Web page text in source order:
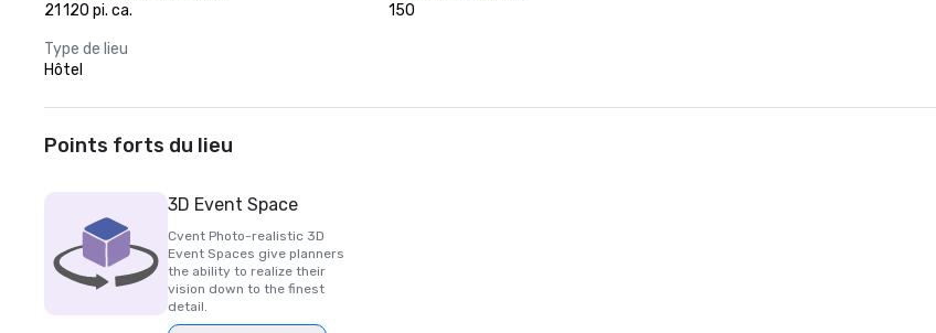
21 120 pi. ca.
150
Type de lieu
Hôtel
Points forts du lieu
3D Event Space
Cvent Photo-realistic 3D
Event Spaces give planners
the ability to realize their
vision down to the finest
detail.